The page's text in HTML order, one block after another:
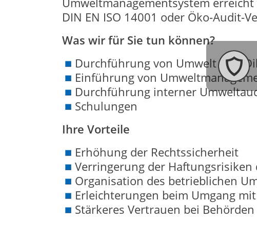
DIN EN ISO 14001 oder Öko-Audit-
Was wir für Sie tun können?
Durchführung von Umwelt Due
Einführung von
Durchführung interner
Schulungen
Ihre Vorteile
Erhöhung der Rechtssicherheit
Verringerung der
Organisation des betrieblichen
Erleichterungen beim Umgang
Stärkeres Vertrauen bei